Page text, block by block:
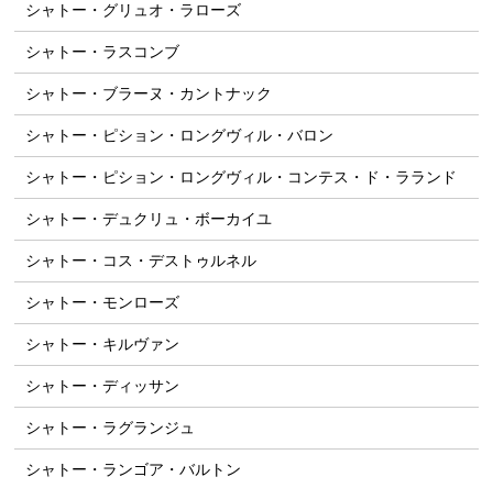
シャトー・グリュオ・ラローズ
シャトー・ラスコンブ
シャトー・ブラーヌ・カントナック
シャトー・ピション・ロングヴィル・バロン
シャトー・ピション・ロングヴィル・コンテス・ド・ラランド
シャトー・デュクリュ・ボーカイユ
シャトー・コス・デストゥルネル
シャトー・モンローズ
シャトー・キルヴァン
シャトー・ディッサン
シャトー・ラグランジュ
シャトー・ランゴア・バルトン